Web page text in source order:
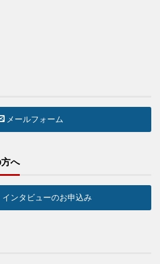
メールフォーム
へ
インタビューのお申込み